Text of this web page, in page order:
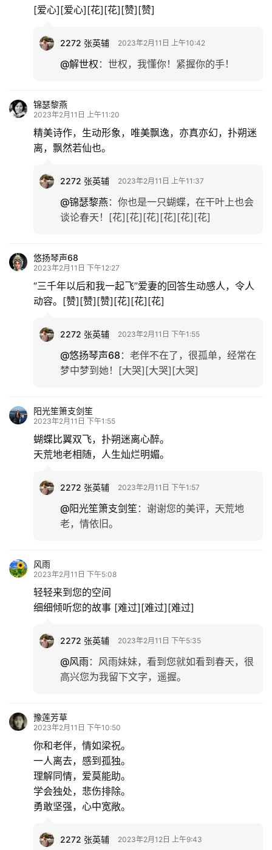
游
题
登录 注册
[爱心][爱心][花][花][赞][赞]
2272 张英辅 2023年2月11日 上午10:42
@解世权 ： 世权，我懂你！紧握你的手！
锦瑟黎燕
2023年2月11日 上午11:20
精美诗作，生动形象，唯美飘逸，亦真亦幻，扑朔迷
离，飘然若仙也。
2272 张英辅 2023年2月11日 上午11:37
@锦瑟黎燕： 你也是一只蝴蝶，在干叶上也会
谈论春天！[花][花][花][花][花][花]
悠扬琴声68
2023年2月11日 下午12:27
“三千年以后和我一起飞”爱妻的回答生动感人，令人
动容。[赞][赞][赞][花][花][花]
2272 张英辅 2023年2月11日 下午1:55
@悠扬琴声68： 老伴不在了，很孤单，经常在
梦中梦到她！[大哭][大哭][大哭]
阳光笙箫支剑笙
2023年2月11日 下午1:55
蝴蝶比翼双飞，扑朔迷离心醉。
天荒地老相随，人生灿烂明媚。
2272 张英辅 2023年2月11日 下午1:57
@阳光笙箫支剑笙 ： 谢谢您的美评，天荒地
老，情依旧。
风雨
2023年2月11日 下午5:08
轻轻来到您的空间
细细倾听您的故事 [难过][难过][难过]
2272 张英辅 2023年2月11日 下午5:35
@风雨： 风雨妹妹，看到您就如看到春天，很
高兴您为我留下文字，遥握。
豫莲芳草
2023年2月11日 下午10:50
你和老伴，情如梁祝。
一人离去，感到孤独。
理解同情，爱莫能助。
学会独处，悲伤排除。
勇敢坚强，心中宽敞。
2272 张英辅 2023年2月12日 上午9:43